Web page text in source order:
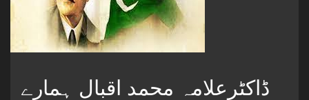
ڈاکٹرعلامہ محمد اقبال ہمارے